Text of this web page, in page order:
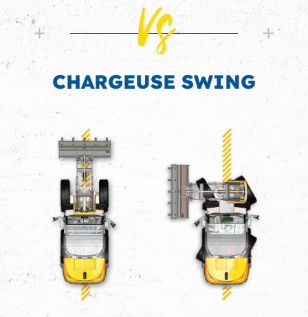
Vs
CHARGEUSE SWING